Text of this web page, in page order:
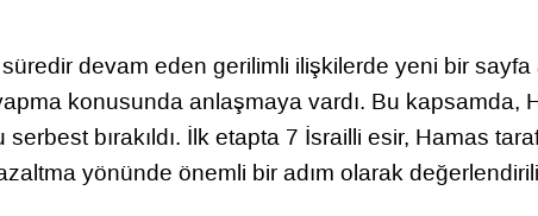
devam eden gerilimli ilişkilerde yeni bir sayfa
konusunda anlaşmaya vardı. Bu kapsamda,
bırakıldı. İlk etapta 7 İsrailli esir, Hamas
yönünde önemli bir adım olarak